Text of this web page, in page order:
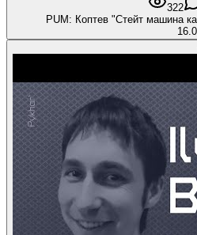
322
PUM: Коптев "Стейт машина